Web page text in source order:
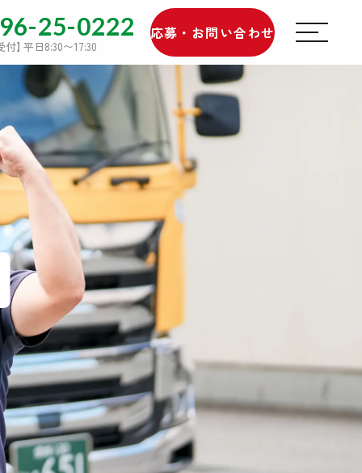
25-0222
付】 平日8:30〜17:30
応募・お問い合わせ